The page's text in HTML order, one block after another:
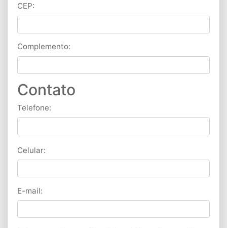
CEP:
Complemento:
Contato
Telefone:
Celular:
E-mail: